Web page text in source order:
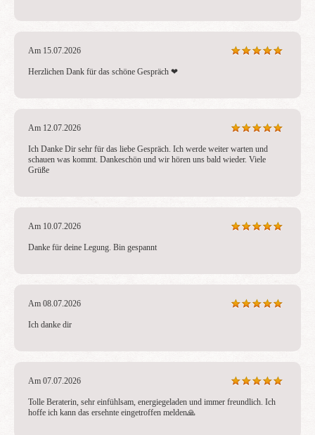
Am 15.07.2026
Herzlichen Dank für das schöne Gespräch ❤ ️
Am 12.07.2026
Ich Danke Dir sehr für das liebe Gespräch. Ich werde weiter warten und
schauen was kommt. Dankeschön und wir hören uns bald wieder. Viele
Grüße
Am 10.07.2026
Danke für deine Legung. Bin gespannt
Am 08.07.2026
Ich danke dir
Am 07.07.2026
Tolle Beraterin, sehr einfühlsam, energiegeladen und immer freundlich. Ich
hoffe ich kann das ersehnte eingetroffen melden🙏